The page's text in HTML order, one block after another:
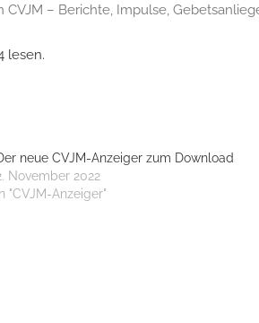
– Berichte, Impulse,
lesen.
neue CVJM-Anzeiger zum Download
November 2022
In "CVJM-Anzeiger"